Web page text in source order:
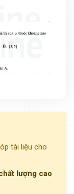
tài liệu cho
lượng cao